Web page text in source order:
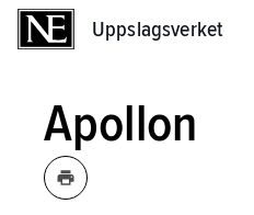
Uppslagsverket
Apollon